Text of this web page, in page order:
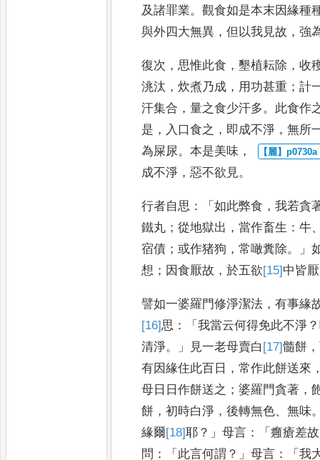
及諸罪業。觀食如是本末因緣種
與外四大無異 ，但以我見故 ，強
復次 ，思惟此食 ，墾植耘除 ，收
洮汰 ，炊煮乃成 ， 用功甚重 ；計
汗集合 ，量之食少汗多。 此食作
是 ， 入口食之 ， 即成不淨 ，無所
為屎尿。本是美味 ，
成不淨 ，惡不欲見。
行者自思 ： 「如此弊食 ，我若貪
鐵丸 ；從地獄出 ，當作畜生 ：牛
宿債 ；或作猪狗 ，常噉糞除。」
想 ； 因食厭故 ，於五欲[15]中皆厭
譬如一婆羅門修淨潔法 ，有事緣
[16]思 ：「我當云何得免此不淨 ？
清淨。」 見一老母賣白 [17]髓餅 ，
有因緣住此百日 ，常作此餅送來
母日日作餅送之 ；婆羅門貪著 ，
餅 ，初時白淨 ，後轉無色、無味
緣爾[18]耶 ？」母言 ：「癰瘡差故
問 ： 「 此言何謂 ？」母言 ：「我